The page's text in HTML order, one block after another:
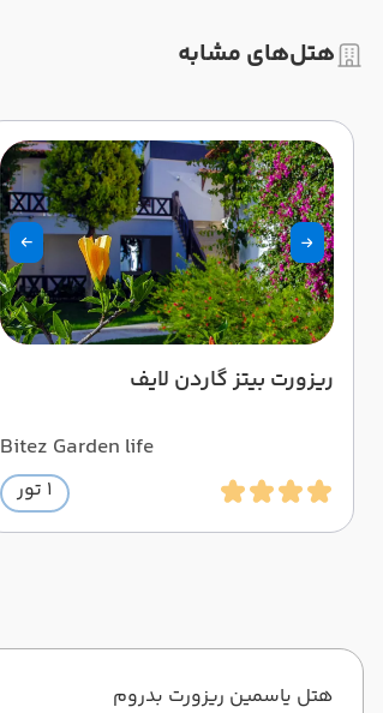
هتل‌های مشابه
ریزورت بیتز گاردن لایف
Bitez Garden life
1 تور
هتل یاسمین ریزورت بدروم